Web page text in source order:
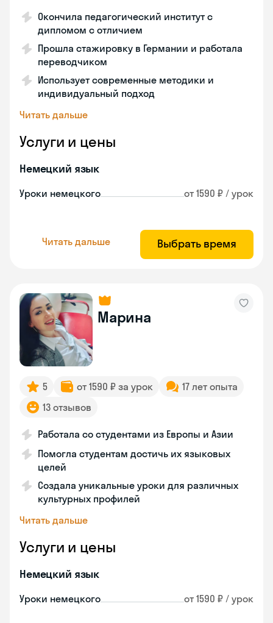
Окончила педагогический институт с
дипломом с отличием
Прошла стажировку в Германии и работала
переводчиком
Использует современные методики и
индивидуальный подход
Читать дальше
Услуги и цены
Немецкий язык
Уроки немецкого от 1590 ₽ / урок
Читать дальше Выбрать время
Марина
5 от 1590 ₽ за урок
17 лет опыта
13 отзывов
Работала со студентами из Европы и Азии
Помогла студентам достичь их языковых
целей
Создала уникальные уроки для различных
культурных профилей
Читать дальше
Услуги и цены
Немецкий язык
Уроки немецкого от 1590 ₽ / урок